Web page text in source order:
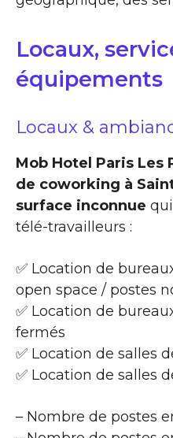
Locaux,
équipements
Locaux &
Mob Hotel Paris Les
de coworking à
surface inconnue
télé-travailleurs :
✅ Location de
open space / postes
✅ Location de
fermés
✅ Location de salles
✅ Location de salles
– Nombre de postes